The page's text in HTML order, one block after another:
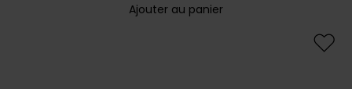
Ajouter au panier